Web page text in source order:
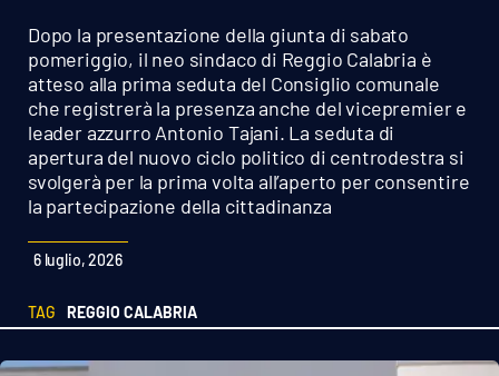
Sport
Cultura
Podcast
Meteo
VIDEO
Dopo la presentazione della giunta di sabato
pomeriggio, il neo sindaco di Reggio Calabria è
atteso alla prima seduta del Consiglio comunale
che registrerà la presenza anche del vicepremier e
leader azzurro Antonio Tajani. La seduta di
apertura del nuovo ciclo politico di centrodestra si
svolgerà per la prima volta all’aperto per consentire
la partecipazione della cittadinanza
6 luglio, 2026
TAG REGGIO CALABRIA